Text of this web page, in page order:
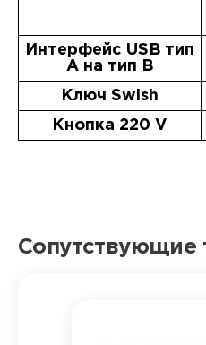
Интерфейс USB тип
A на тип B
Ключ Swish
Кнопка 220 V
Сопутствующие